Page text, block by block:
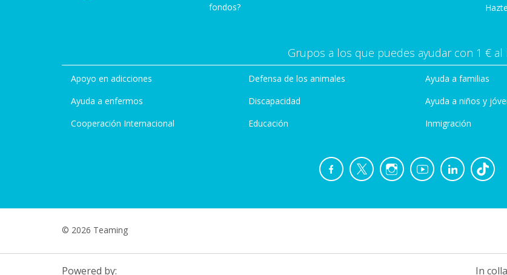
fondos?
Grupos a los que puedes ayudar con 1 € al
Apoyo en adicciones
Ayuda a enfermos
Cooperación Internacional
Defensa de los animales
Discapacidad
Educación
Ayuda a familias
Ayuda a niños y
Inmigración
© 2026 Teaming
Powered by: In